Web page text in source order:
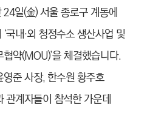
일(金) 서울 종로구 계동에
국내·외 청정수소 생산사업 및
약(MOU)’을 체결했습니다.
준 사장, 한수원 황주호
관계자들이 참석한 가운데